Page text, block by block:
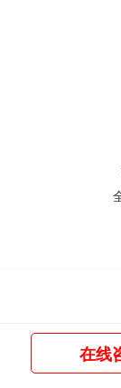
©
在线